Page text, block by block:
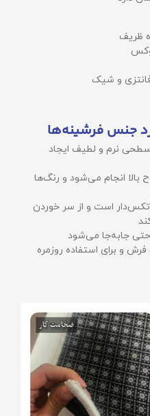
ظریف
و شیک
جنس فرشینه‌ها
نرم و لطیف ایجاد
انجام می‌شود و رنگ‌ها
لاتکس‌دار است و از سر خوردن
جابه‌جا می‌شود
و برای استفاده روزمره